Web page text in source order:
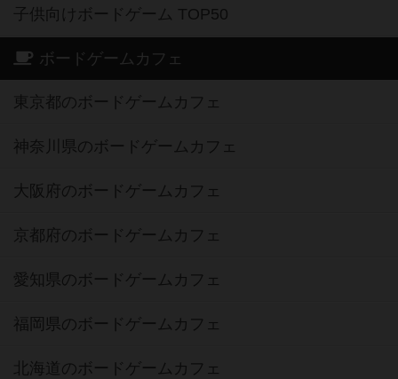
子供向けボードゲーム TOP50
ボードゲームカフェ
東京都のボードゲームカフェ
神奈川県のボードゲームカフェ
大阪府のボードゲームカフェ
京都府のボードゲームカフェ
愛知県のボードゲームカフェ
福岡県のボードゲームカフェ
北海道のボードゲームカフェ